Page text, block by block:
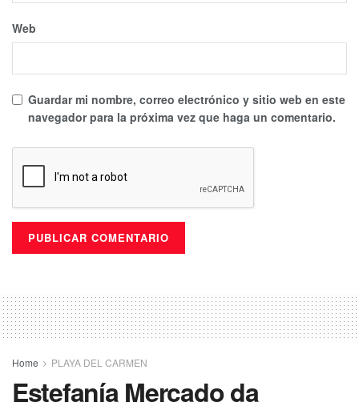
Web
Guardar mi nombre, correo electrónico y sitio web en este
navegador para la próxima vez que haga un comentario.
Home PLAYA DEL CARMEN
Estefanía Mercado da